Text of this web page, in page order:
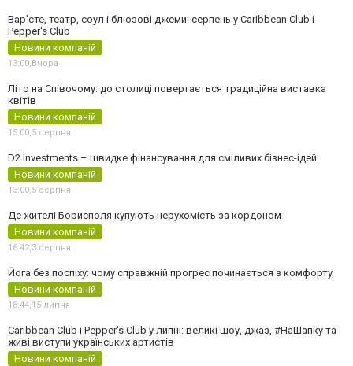
Вар’єте, театр, соул і блюзові джеми: серпень у Caribbean Club і
Pepper's Club
Новини компаній
13:00,Вчора
Літо на Співочому: до столиці повертається традиційна виставка
квітів
Новини компаній
15:00,5 серпня
D2 Investments – швидке фінансування для сміливих бізнес-ідей
Новини компаній
13:00,5 серпня
Де жителі Борисполя купують нерухомість за кордоном
Новини компаній
16:42,3 серпня
Йога без поспіху: чому справжній прогрес починається з комфорту
Новини компаній
18:44,15 липня
Caribbean Club і Pepper's Club у липні: великі шоу, джаз, #НаШапку та
живі виступи українських артистів
Новини компаній